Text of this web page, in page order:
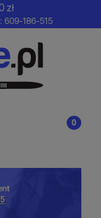
zł
609-186-515